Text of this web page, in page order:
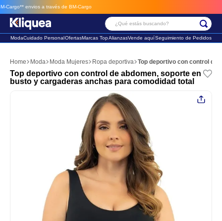
envios a través de BM-Cargo
¿Qué estás buscando?
ModaCuidado PersonalOfertasMarcas TopAlianzasVende aquíSeguimiento de Pedidos
Moda Moda Mujeres Ropa deportiva Top deportivo con control de
Top deportivo con control de abdomen, soporte en
busto y cargaderas anchas para comodidad total
2. futbol